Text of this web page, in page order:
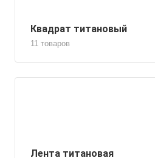
Квадрат титановый
11 товаров
Лента титановая